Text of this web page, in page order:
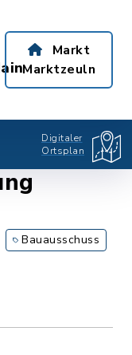
Markt
Marktzeuln
Digitaler
Ortsplan
Bauausschuss